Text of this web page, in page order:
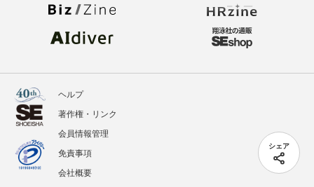
シェア
ヘルプ
著作権・リンク
会員情報管理
免責事項
会社概要